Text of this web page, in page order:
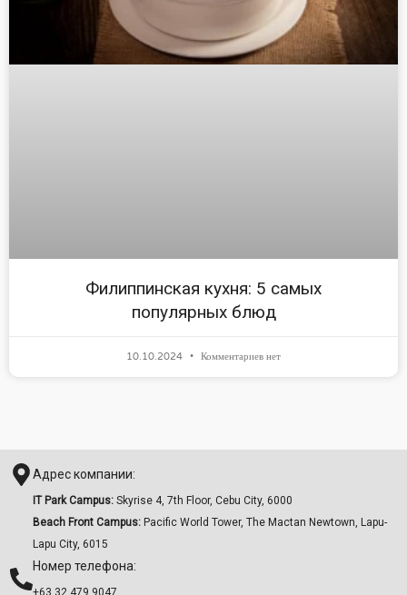
Филиппинская кухня: 5 самых
популярных блюд
10.10.2024 Комментариев нет
Адрес компании:
IT Park Campus: Skyrise 4, 7th Floor, Cebu City, 6000
Beach Front Campus: Pacific World Tower, The Mactan Newtown, Lapu-
Lapu City, 6015
Номер телефона:
+63 32 479 9047